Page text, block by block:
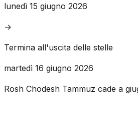
lunedì 15 giugno 2026
→
Termina all'uscita delle stelle
martedì 16 giugno 2026
Rosh Chodesh Tammuz cade a